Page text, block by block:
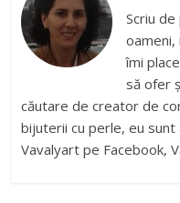
Scriu
oameni,
îmi
să ofer
căutare de creator de
bijuterii cu perle, eu
Vavalyart pe Facebook,